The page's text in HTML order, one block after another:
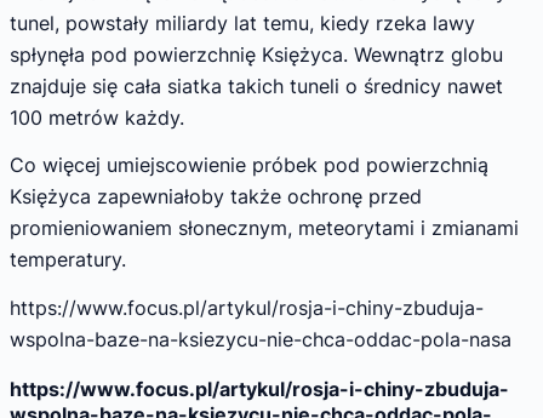
tunel, powstały miliardy lat temu, kiedy rzeka lawy
spłynęła pod powierzchnię Księżyca. Wewnątrz globu
znajduje się cała siatka takich tuneli o średnicy nawet
100 metrów każdy.
Co więcej umiejscowienie próbek pod powierzchnią
Księżyca zapewniałoby także ochronę przed
promieniowaniem słonecznym, meteorytami i zmianami
temperatury.
https://www.focus.pl/artykul/rosja-i-chiny-zbuduja-
wspolna-baze-na-ksiezycu-nie-chca-oddac-pola-nasa
https://www.focus.pl/artykul/rosja-i-chiny-zbuduja-